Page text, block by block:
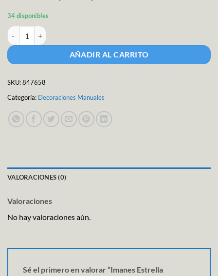
34 disponibles
Imanes Estrella multiusos cantidad
AÑADIR AL CARRITO
SKU:847658
Categoría: Decoraciones Manuales
VALORACIONES (0)
Valoraciones
No hay valoraciones aún.
Sé el primero en valorar “Imanes Estrella